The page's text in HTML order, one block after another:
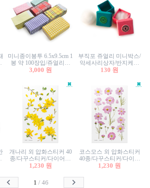
미니종이봉투 6.5x9.5cm 1
봉 약 100장입/쥬얼리봉
투/증명사진봉투/악세사
3,000 원
부직포 쥬얼리 미니박스/
악세사리상자/반지케이
스/반지상자/귀걸이상자/
130 원
개나리 외 압화스티커 40
종/다꾸스티커/다이어리
꾸미기/꽃스티커/자연물
1,230 원
코스모스 외 압화스티커
40종/다꾸스티커/다이어
리꾸미기/꽃스티커/자연
1,230 원
1 /46